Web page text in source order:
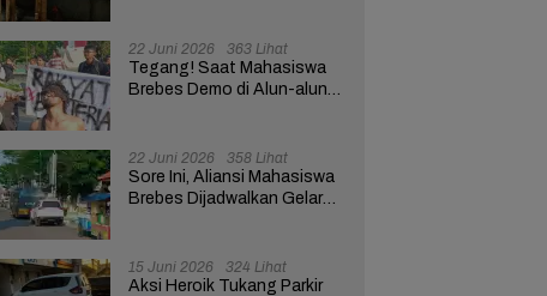
22 Juni 2026 363 Lihat
Tegang! Saat Mahasiswa
Brebes Demo di Alun-alun
Daerah
22 Juni 2026 358 Lihat
Sore Ini, Aliansi Mahasiswa
Brebes Dijadwalkan Gelar
15 Juni 2026 324 Lihat
Aksi Heroik Tukang Parkir